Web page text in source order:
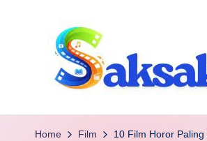
s
tanpa
Home Film 10 Film Horor